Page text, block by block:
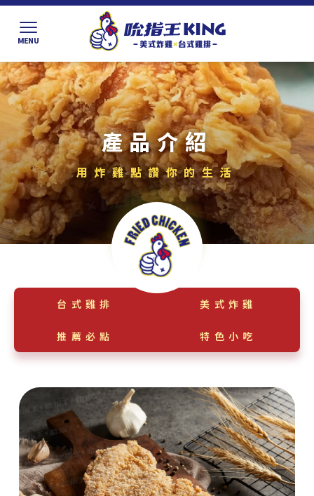
產品介紹
台式雞排 美式炸雞
推薦必點 特色小吃